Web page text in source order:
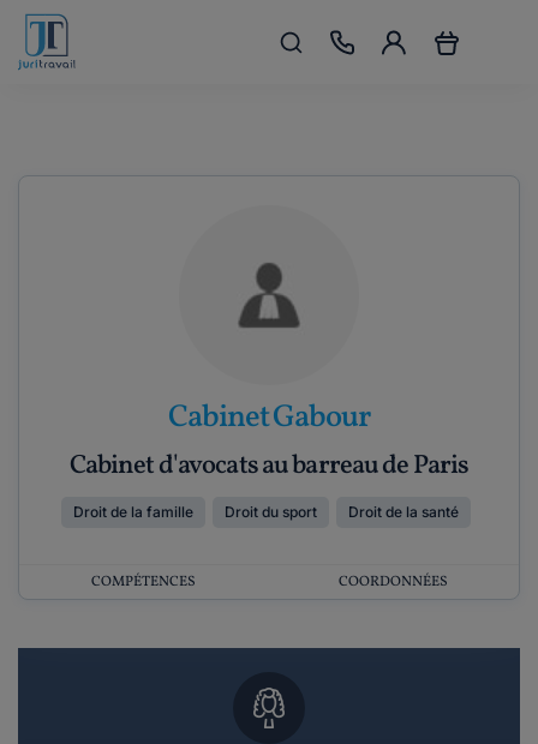
Cabinet Gabour
Cabinet d'avocats au barreau de Paris
Droit de la famille Droit du sport Droit de la santé
COMPÉTENCES COORDONNÉES